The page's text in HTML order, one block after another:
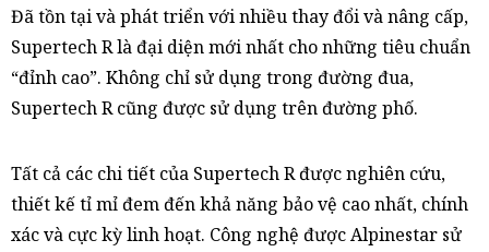
Đã tồn tại và phát triển với nhiều thay đổi và nâng cấp,
Supertech R là đại diện mới nhất cho những tiêu chuẩn
“đỉnh cao”. Không chỉ sử dụng trong đường đua,
Supertech R cũng được sử dụng trên đường phố.
Tất cả các chi tiết của Supertech R được nghiên cứu,
thiết kế tỉ mỉ đem đến khả năng bảo vệ cao nhất, chính
xác và cực kỳ linh hoạt. Công nghệ được Alpinestar sử